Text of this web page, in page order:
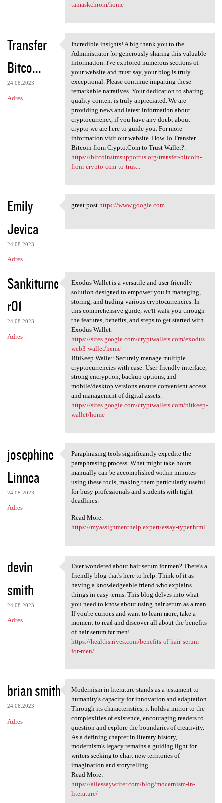
tamaskchrom/home
Transfer
Bitco...
24.08.2023
Adres
Incredible insights! A big
Incredible insights! A big thank you to the
Administrator for generously sharing this valuable
information. I've explored numerous sections of
your website and must say, your blog is truly
exceptional. Please continue imparting these
remarkable narratives. Your dedication to sharing
quality content is truly appreciated. We are
providing news and latest information about
cryptocurrency, if you have any doubt about
crypto we are here to guide you. For more
information visit our website. How To Transfer
Bitcoin from Crypto.Com to Trust Wallet?.
https://bitcoinatmsupportus.org/transfer-bitcoin-
from-crypto-com-to-trus...
Emily
Jevica
24.08.2023
Adres
great post https://www.google
great post https://www.google.com
Sankiturne
r01
24.08.2023
Adres
Exodus Wallet is a versatile
Exodus Wallet is a versatile and user-friendly
solution designed to empower you in managing,
storing, and trading various cryptocurrencies. In
this comprehensive guide, we'll walk you through
the features, benefits, and steps to get started with
Exodus Wallet.
https://sites.google.com/cryptwallets.com/exodus
web3-wallet/home
BitKeep Wallet: Securely manage multiple
cryptocurrencies with ease. User-friendly interface,
strong encryption, backup options, and
mobile/desktop versions ensure convenient access
and management of digital assets.
https://sites.google.com/cryptwallets.com/bitkeep-
wallet/home
josephine
Linnea
24.08.2023
Adres
Paraphrasing tools
Paraphrasing tools significantly expedite the
paraphrasing process. What might take hours
manually can be accomplished within minutes
using these tools, making them particularly useful
for busy professionals and students with tight
deadlines.
Read More:
https://myassignmenthelp.expert/essay-typer.html
devin
smith
24.08.2023
Adres
Ever wondered about hair
Ever wondered about hair serum for men? There's a
friendly blog that's here to help. Think of it as
having a knowledgeable friend who explains
things in easy terms. This blog delves into what
you need to know about using hair serum as a man.
If you're curious and want to learn more, take a
moment to read and discover all about the benefits
of hair serum for men!
https://healthstrives.com/benefits-of-hair-serum-
for-men/
brian smith
24.08.2023
Adres
Modernism in literature
Modernism in literature stands as a testament to
humanity's capacity for innovation and adaptation.
Through its characteristics, it holds a mirror to the
complexities of existence, encouraging readers to
question and explore the boundaries of creativity.
As a defining chapter in literary history,
modernism's legacy remains a guiding light for
writers seeking to chart new territories of
imagination and storytelling.
Read More:
https://allessaywriter.com/blog/modernism-in-
literature/